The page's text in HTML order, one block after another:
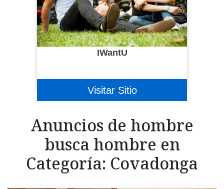
IWantU
Visitar Sitio
Anuncios de hombre
busca hombre en
Categoría: Covadonga